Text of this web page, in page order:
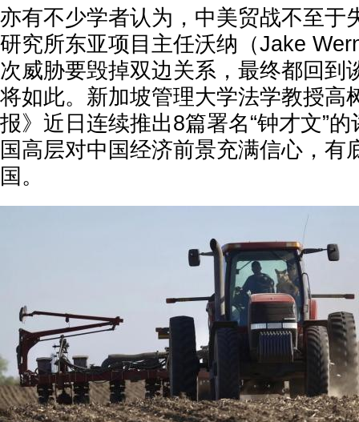
亦有不少学者认为，中美贸战不至于
研究所东亚项目主任沃纳（Jake
次威胁要毁掉双边关系，最终都回到
将如此。新加坡管理大学法学教授高
报》近日连续推出8篇署名“钟才文”
国高层对中国经济前景充满信心，有
国。